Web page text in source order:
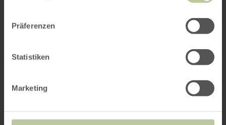
Präferenzen
Statistiken
Marketing